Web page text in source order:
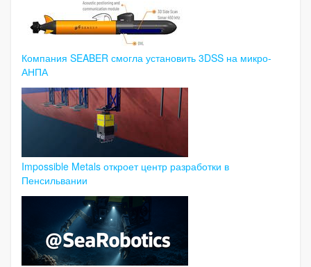
Компания SEABER смогла установить 3DSS на микро-
АНПА
Impossible Metals откроет центр разработки в
Пенсильвании